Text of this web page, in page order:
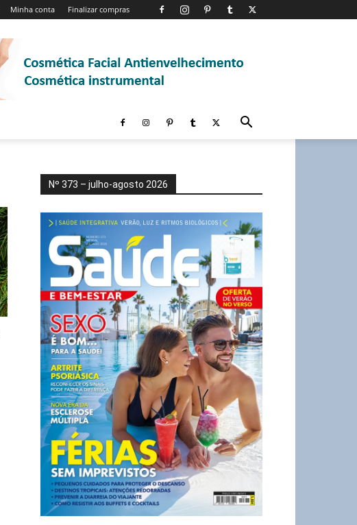
Minha conta Finalizar compras
Nº 373 – julho-agosto 2026